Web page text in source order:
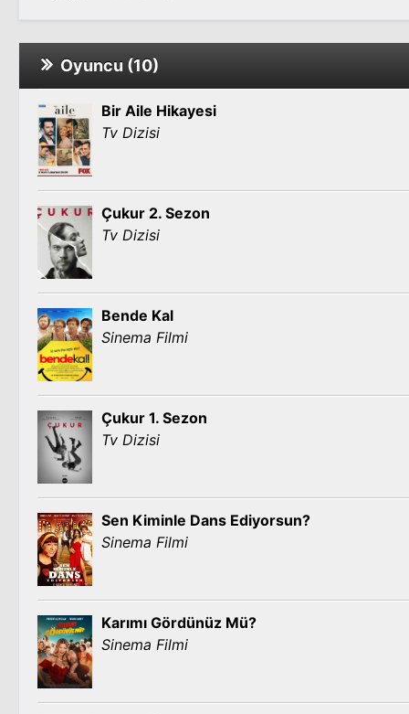
Oyuncu (10)
Bir Aile Hikayesi
Tv Dizisi
Çukur 2. Sezon
Tv Dizisi
Bende Kal
Sinema Filmi
Çukur 1. Sezon
Tv Dizisi
Sen Kiminle Dans Ediyorsun?
Sinema Filmi
Karımı Gördünüz Mü?
Sinema Filmi